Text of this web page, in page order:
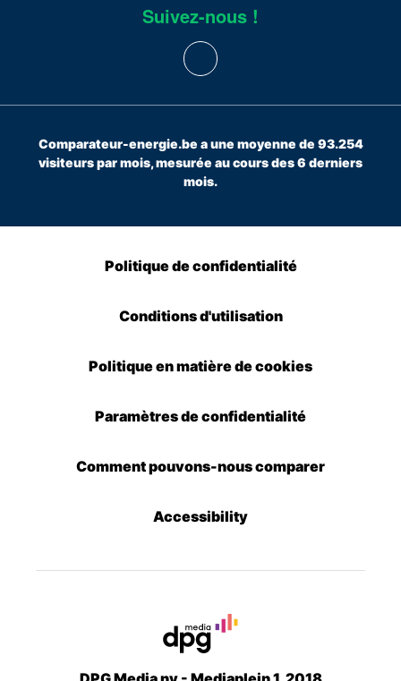
Suivez-nous !
Comparateur-energie.be a une moyenne de 93.254
visiteurs par mois, mesurée au cours des 6 derniers
mois.
Politique de confidentialité
Conditions d'utilisation
Politique en matière de cookies
Paramètres de confidentialité
Comment pouvons-nous comparer
Accessibility